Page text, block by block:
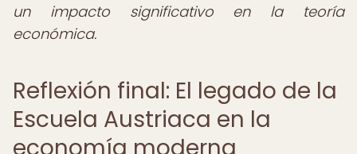
un impacto significativo en la teoría
económica.
Reflexión final: El legado de la
Escuela Austriaca en la